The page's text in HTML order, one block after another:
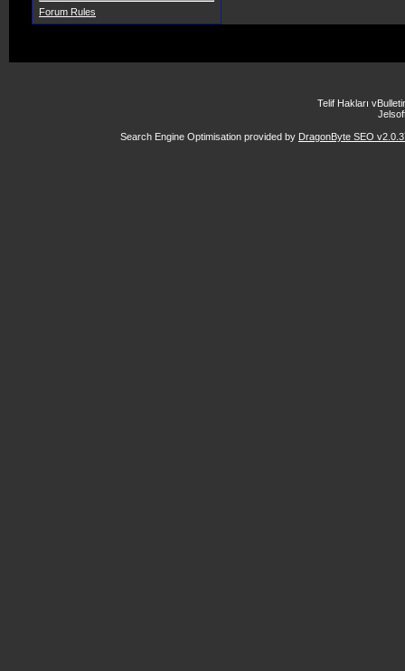
Forum Rules
Telif Hakları
Search Engine Optimisation provided by DragonByte SEO